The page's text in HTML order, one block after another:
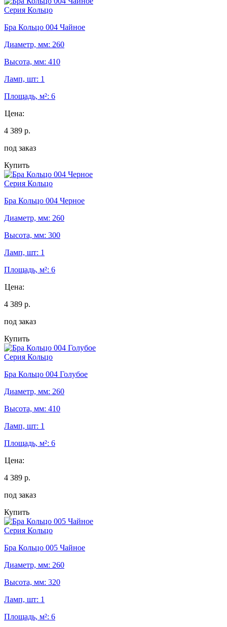
Серия Кольцо
Бра Кольцо 004 Чайное
Диаметр, мм: 260
Высота, мм: 410
Ламп, шт: 1
Площадь, м²: 6
Цена:
4 389 р.
под заказ
Купить
Серия Кольцо
Бра Кольцо 004 Черное
Диаметр, мм: 260
Высота, мм: 300
Ламп, шт: 1
Площадь, м²: 6
Цена:
4 389 р.
под заказ
Купить
Серия Кольцо
Бра Кольцо 004 Голубое
Диаметр, мм: 260
Высота, мм: 410
Ламп, шт: 1
Площадь, м²: 6
Цена:
4 389 р.
под заказ
Купить
Серия Кольцо
Бра Кольцо 005 Чайное
Диаметр, мм: 260
Высота, мм: 320
Ламп, шт: 1
Площадь, м²: 6